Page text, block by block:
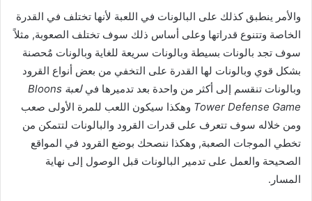
والأمر ينطبق كذلك على البالونات في اللعبة لأنها تختلف في القدرة
الخاصة وتتنوع قدراتها وعلى أساس ذلك سوف تختلف الصعوبة, مثلاً
سوف تجد بالونات بسيطة وبالونات سريعة للغاية وبالونات مٌحصنة
بشكل قوي وبالونات لها القدرة على التخفي من بعض أنواع القرود
وبالونات تنقسم إلى أكثر من واحدة بعد تدميرها في
لعبة Bloons
Tower Defense Game وهكذا سيكون اللعب للمرة الأولى صعب
ومن خلاله سوف تتعرف على قدرات القرود والبالونات لتتمكن من
تخطي الموجات الصعبة, وهكذا ننصحك بوضع القرود في المواقع
الصحيحة والعمل على تدمير البالونات قبل الوصول إلى نهاية
المسار.